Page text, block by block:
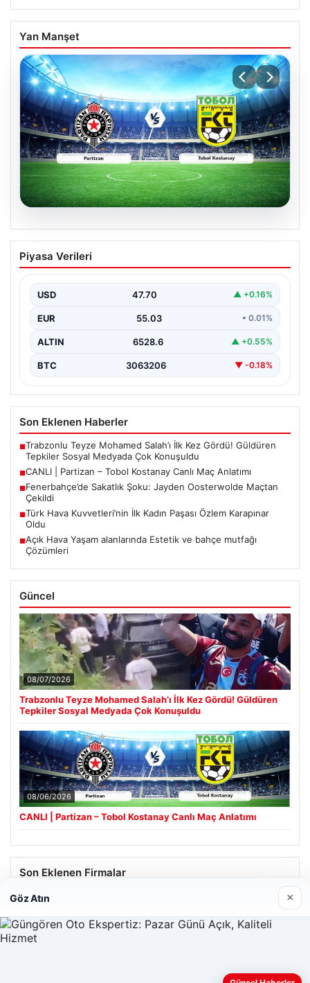
Yan Manşet
CANLI | Partizan – Tobol Kostanay Canlı
Maç Anlatımı
Piyasa Verileri
USD 47.70 ▲ +0.16%
EUR 55.03 • 0.01%
ALTIN 6528.6 ▲ +0.55%
BTC 3063206 ▼ -0.18%
Son Eklenen Haberler
■Trabzonlu Teyze Mohamed Salah’ı İlk Kez Gördü! Güldüren
Tepkiler Sosyal Medyada Çok Konuşuldu
■CANLI | Partizan – Tobol Kostanay Canlı Maç Anlatımı
■Fenerbahçe’de Sakatlık Şoku: Jayden Oosterwolde Maçtan
Çekildi
■Türk Hava Kuvvetleri’nin İlk Kadın Paşası Özlem Karapınar
Oldu
■Açık Hava Yaşam alanlarında Estetik ve bahçe mutfağı
Çözümleri
Güncel
08/07/2026
Trabzonlu Teyze Mohamed Salah’ı İlk Kez Gördü! Güldüren
Tepkiler Sosyal Medyada Çok Konuşuldu
08/06/2026
CANLI | Partizan – Tobol Kostanay Canlı Maç Anlatımı
Son Eklenen Firmalar
Göz Atın ×